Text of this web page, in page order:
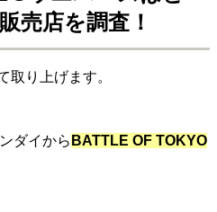
売店を調査！
取り上げます。
ダイから BATTLE OF TOKYO